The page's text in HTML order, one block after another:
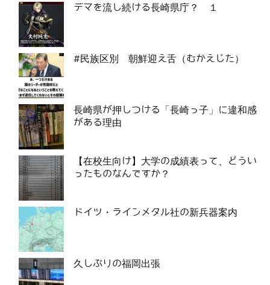
デマを流し続ける長崎県庁？ １
#民族区別 朝鮮迎え舌（むかえじた）
長崎県が押しつける「長崎っ子」に違和感
がある理由
【在校生向け】大学の成績表って、どうい
ったものなんですか？
ドイツ・ラインメタル社の新兵器案内
久しぶりの福岡出張